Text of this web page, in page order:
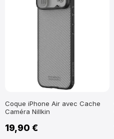
Coque iPhone Air avec Cache
Caméra Nillkin
19,90 €